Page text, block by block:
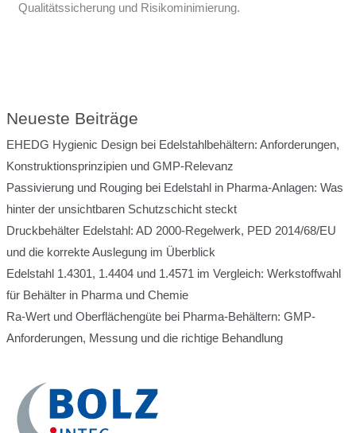
Qualitätssicherung und Risikominimierung.
Neueste Beiträge
EHEDG Hygienic Design bei Edelstahlbehältern: Anforderungen,
Konstruktionsprinzipien und GMP-Relevanz
Passivierung und Rouging bei Edelstahl in Pharma-Anlagen: Was
hinter der unsichtbaren Schutzschicht steckt
Druckbehälter Edelstahl: AD 2000-Regelwerk, PED 2014/68/EU
und die korrekte Auslegung im Überblick
Edelstahl 1.4301, 1.4404 und 1.4571 im Vergleich: Werkstoffwahl
für Behälter in Pharma und Chemie
Ra-Wert und Oberflächengüte bei Pharma-Behältern: GMP-
Anforderungen, Messung und die richtige Behandlung